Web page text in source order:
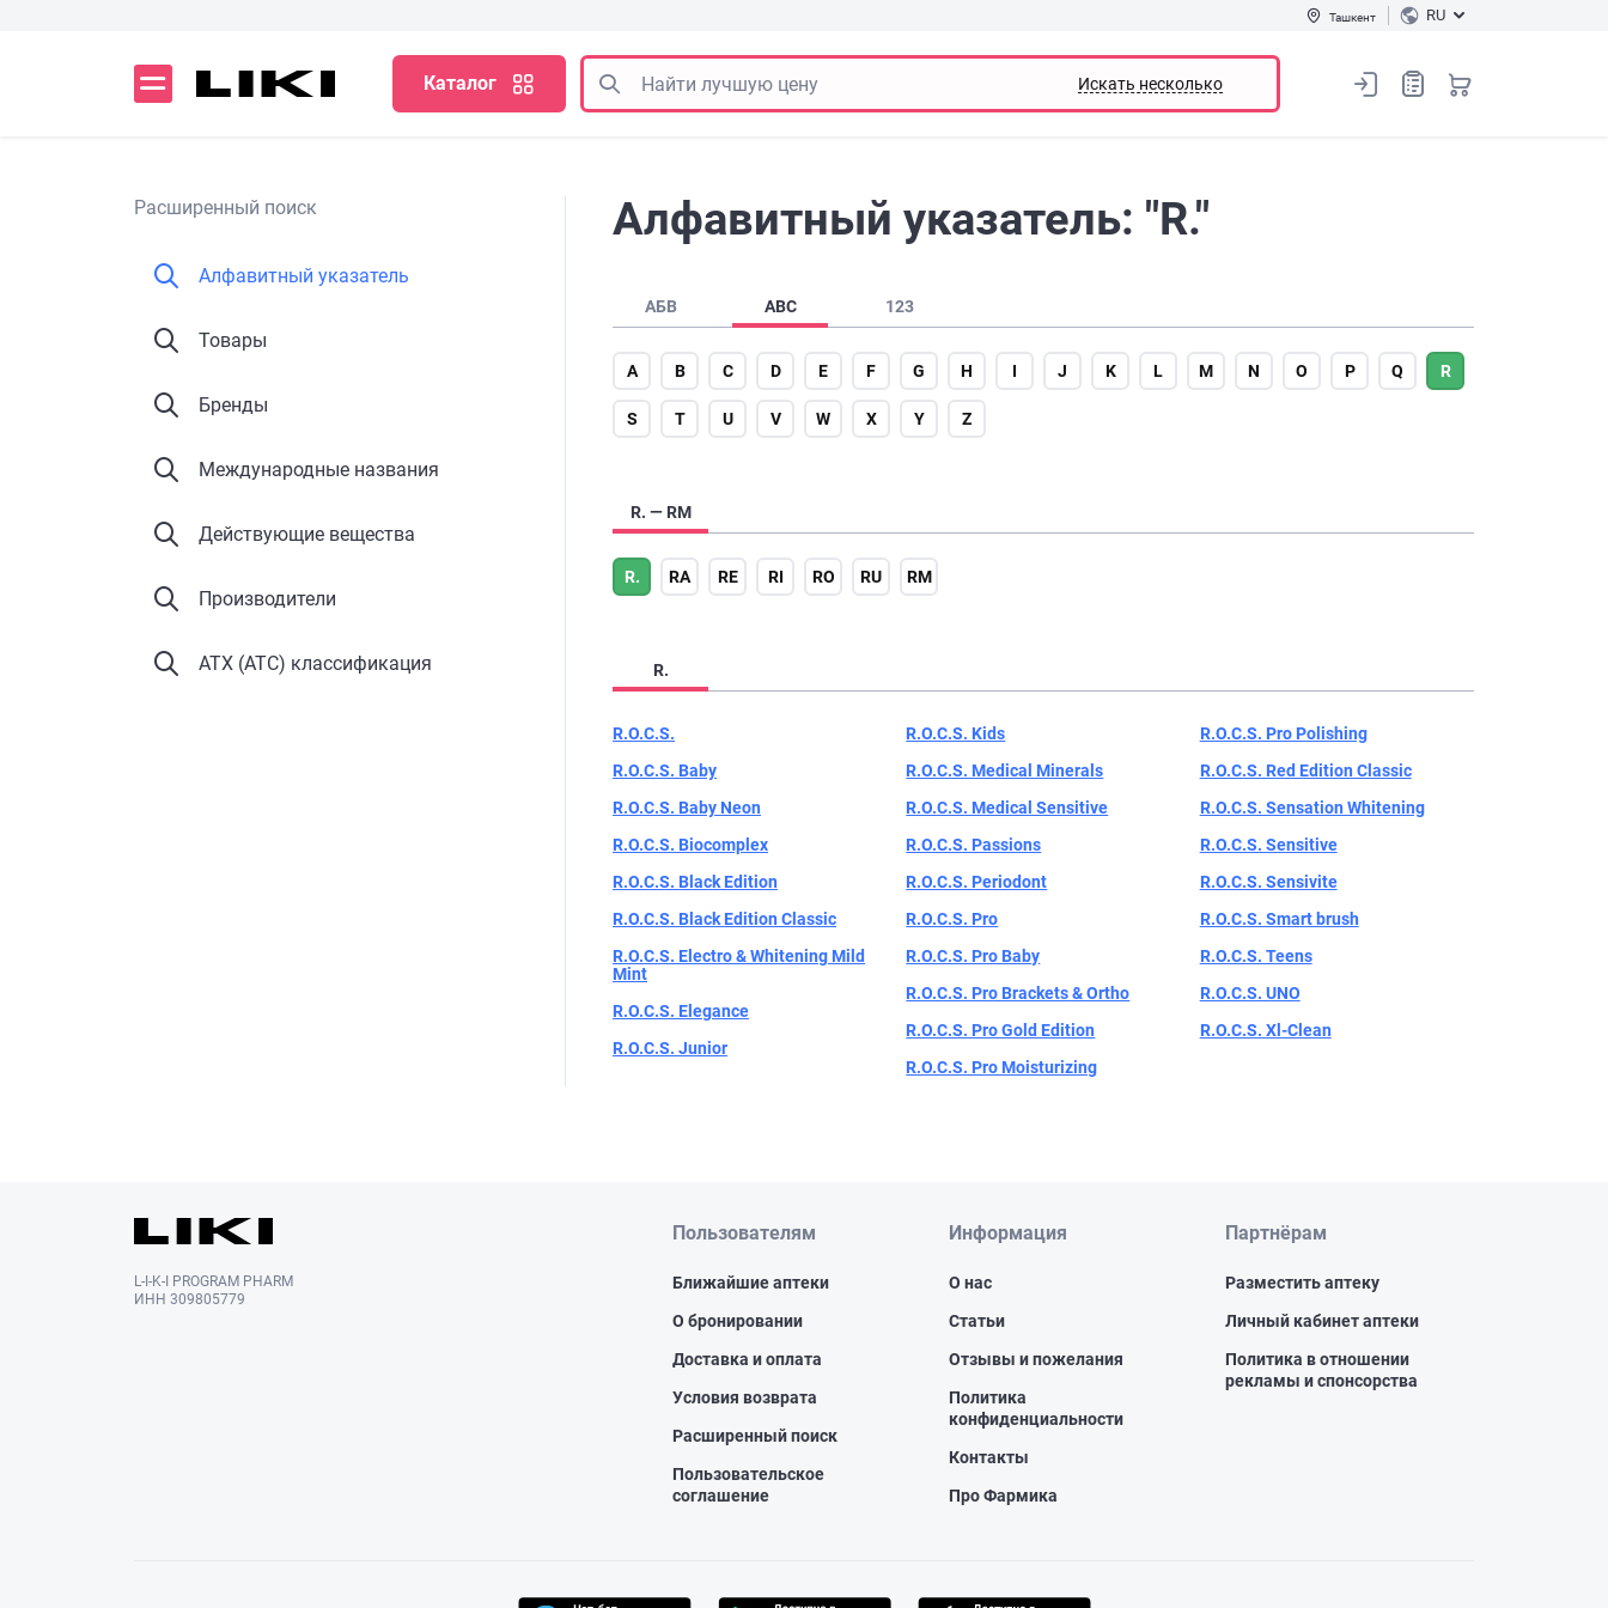
Ташкент RU
Каталог Искать несколько
Расширенный поиск
Алфавитный указатель
Товары
Бренды
Международные названия
Действующие вещества
Производители
АТХ (ATC) классификация
Алфавитный указатель: "R."
АБВ ABC 123
A B C D E F G H I J K L M N O P Q R
S T U V W X Y Z
R. — RМ
R. RA RE RI RO RU RМ
R.
R.O.C.S.
R.O.C.S. Baby
R.O.C.S. Baby Neon
R.O.C.S. Biocomplex
R.O.C.S. Black Edition
R.O.C.S. Black Edition Classic
R.O.C.S. Electro & Whitening Mild
Mint
R.O.C.S. Elegance
R.O.C.S. Junior
R.O.C.S. Kids
R.O.C.S. Medical Minerals
R.O.C.S. Medical Sensitive
R.O.C.S. Passions
R.O.C.S. Periodont
R.O.C.S. Pro
R.O.C.S. Pro Baby
R.O.C.S. Pro Brackets & Ortho
R.O.C.S. Pro Gold Edition
R.O.C.S. Pro Moisturizing
R.O.C.S. Pro Polishing
R.O.C.S. Red Edition Classic
R.O.C.S. Sensation Whitening
R.O.C.S. Sensitive
R.O.C.S. Sensivite
R.O.C.S. Smart brush
R.O.C.S. Teens
R.O.C.S. UNO
R.O.C.S. Xl-Clean
L-I-K-I PROGRAM PHARM
ИНН 309805779
Пользователям
Ближайшие аптеки
О бронировании
Доставка и оплата
Условия возврата
Расширенный поиск
Пользовательское
соглашение
Информация
О нас
Статьи
Отзывы и пожелания
Политика
конфиденциальности
Контакты
Про Фармика
Партнёрам
Разместить аптеку
Личный кабинет аптеки
Политика в отношении
рекламы и спонсорства